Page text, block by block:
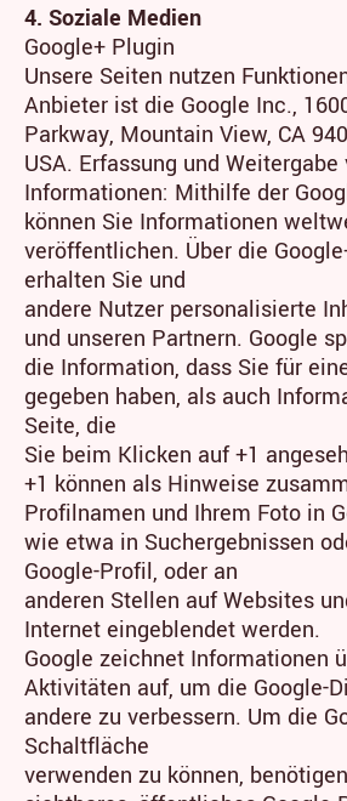
4. Soziale Medien
Google+ Plugin
Unsere Seiten nutzen
Anbieter ist die Google Inc.,
Parkway, Mountain View, CA
USA. Erfassung und Weitergabe
Informationen: Mithilfe der
können Sie Informationen
veröffentlichen. Über die
erhalten Sie und
andere Nutzer personalisierte
und unseren Partnern. Google
die Information, dass Sie für
gegeben haben, als auch
Seite, die
Sie beim Klicken auf +1
+1 können als Hinweise
Profilnamen und Ihrem Foto in
wie etwa in Suchergebnissen
Google-Profil, oder an
anderen Stellen auf Websites
Internet eingeblendet werden.
Google zeichnet Informationen
Aktivitäten auf, um die Google-
andere zu verbessern. Um die
Schaltfläche
verwenden zu können,